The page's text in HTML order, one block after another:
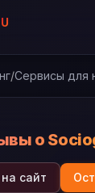
/Сервисы для
о
сайт